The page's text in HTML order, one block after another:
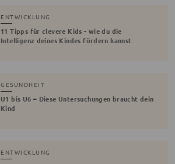
ENTWICKLUNG
11 Tipps für clevere Kids - wie du die
Intelligenz deines Kindes fördern kannst
GESUNDHEIT
U1 bis U6 – Diese Untersuchungen braucht dein
Kind
ENTWICKLUNG